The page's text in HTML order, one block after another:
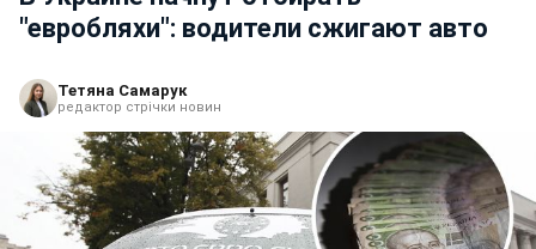
"евробляхи": водители сжигают авто
Тетяна Самарук
редактор стрічки новин